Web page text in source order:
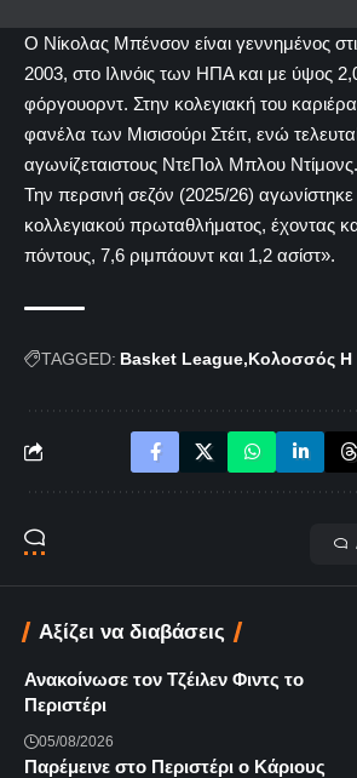
Ο Νίκολας Μπένσον είναι γεννημένος
2003, στο Ιλινόις των ΗΠΑ και με ύψος
φόργουορντ. Στην κολεγιακή του
φανέλα των Μισισούρι Στέιτ, ενώ
αγωνίζεταιστους ΝτεΠολ Μπλου Ντίμονς.
Την περσινή σεζόν (2025/26) αγωνίστηκε
κολλεγιακού πρωταθλήματος, έχοντας
πόντους, 7,6 ριμπάουντ και 1,2 ασίστ».
TAGGED: Basket League Κολοσσός H
Αξίζει να διαβάσεις
Ανακοίνωσε τον Τζέιλεν Φιντς το
Περιστέρι
05/08/2026
Παρέμεινε στο Περιστέρι ο Κάριους